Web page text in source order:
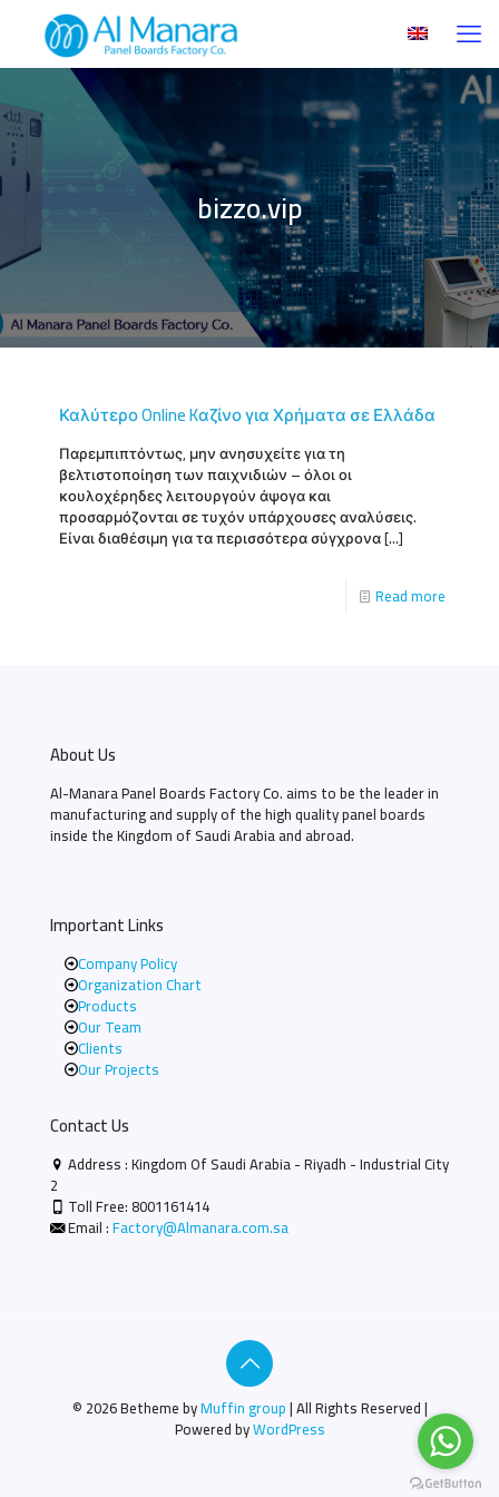
bizzo.vip
Καλύτερο Online Kαζίνο για Χρήματα σε Ελλάδα
Παρεμπιπτόντως, μην ανησυχείτε για τη
βελτιστοποίηση των παιχνιδιών – όλοι οι
κουλοχέρηδες λειτουργούν άψογα και
προσαρμόζονται σε τυχόν υπάρχουσες αναλύσεις.
Είναι διαθέσιμη για τα περισσότερα σύγχρονα[…]
Read more
About Us
Al-Manara Panel Boards Factory Co. aims to be the leader in
manufacturing and supply of the high quality panel boards
inside the Kingdom of Saudi Arabia and abroad.
Important Links
Company Policy
Organization Chart
Products
Our Team
Clients
Our Projects
Contact Us
Address : Kingdom Of Saudi Arabia - Riyadh - Industrial City
2
Toll Free:8001161414
Email :Factory@Almanara.com.sa
© 2026 Betheme byMuffin group| All Rights Reserved |
Powered byWordPress